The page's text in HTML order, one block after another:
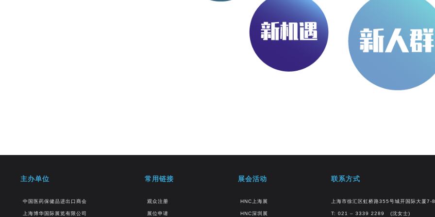
主办单位
中国医药保健品进出口商会
上海博华国际展览有限公司
常用链接
观众注册
展位申请
展会活动
HNC上海展
HNC深圳展
联系方式
上海市徐汇区虹桥路355号城开国际大厦7-
T: 021 – 3339 2289 (沈女士)